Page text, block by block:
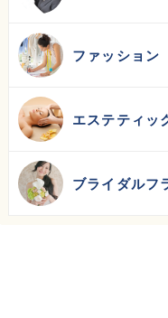
ファッション
エステティッ
ブライダルフ